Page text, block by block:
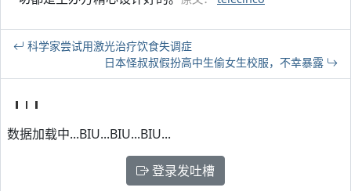
科学家尝试用激光治疗饮食失调症
日本怪叔叔假扮高中生偷女生校服，不幸暴露
数据加载中...BIU...BIU...BIU...
登录发吐槽